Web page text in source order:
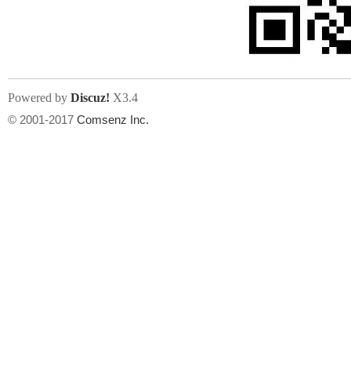
Powered by Discuz! X3.4
© 2001-2017 Comsenz Inc.